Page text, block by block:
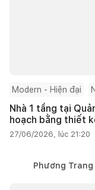
Modern - Hiện đại
Nhà 1 tầng tại
hoạch bằng thiết
27/06/2026, lúc 21:20
Phương Trang